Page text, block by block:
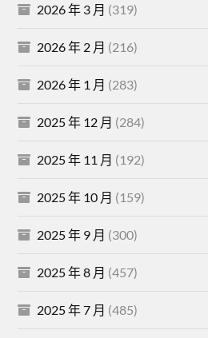
2026 年 3 月 (319)
2026 年 2 月 (216)
2026 年 1 月 (283)
2025 年 12 月 (284)
2025 年 11 月 (192)
2025 年 10 月 (159)
2025 年 9 月 (300)
2025 年 8 月 (457)
2025 年 7 月 (485)